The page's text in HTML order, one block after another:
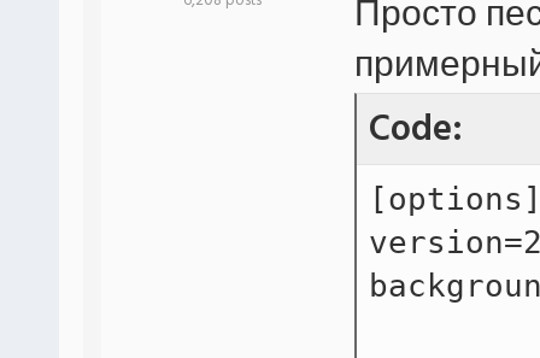
Просто
Code: